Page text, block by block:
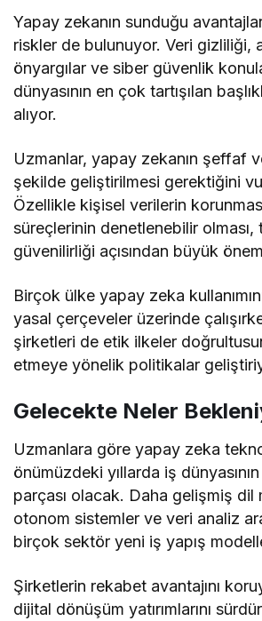
Yapay zekanın sunduğu
riskler de bulunuyor. Veri gizliliği,
önyargılar ve siber güvenlik
dünyasının en çok tartışılan
alıyor.
Uzmanlar, yapay zekanın şeffaf
şekilde geliştirilmesi gerektiğini
Özellikle kişisel verilerin
süreçlerinin denetlenebilir olması,
güvenilirliği açısından büyük
Birçok ülke yapay zeka
yasal çerçeveler üzerinde
şirketleri de etik ilkeler
etmeye yönelik politikalar
Gelecekte Neler
Uzmanlara göre yapay zeka
önümüzdeki yıllarda iş
parçası olacak. Daha gelişmiş dil
otonom sistemler ve veri analiz
birçok sektör yeni iş yapış
Şirketlerin rekabet avantajını
dijital dönüşüm yatırımlarını